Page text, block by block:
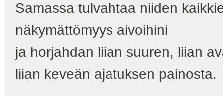
Samassa tulvahtaa niiden
näkymättömyys aivoihini
ja horjahdan liian suuren, liian
liian keveän ajatuksen painosta.